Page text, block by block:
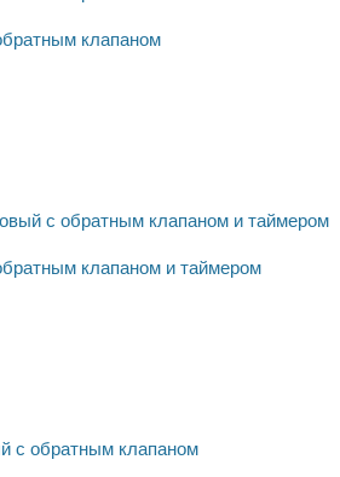
клапаном
клапаном и таймером